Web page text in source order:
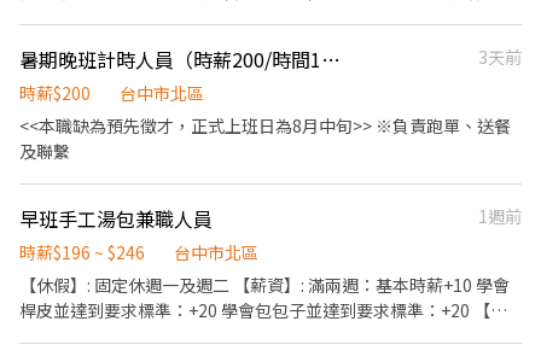
金、就業保險、職災保險、加班費、免費供餐 【工作時間】 6:00-
13:30（這區間排3-7小時），需能配合彈性排班 週一店休 週二到週
日都能配合排班者佳
暑期晚班計時人員（時薪200/時間18-22）
3天前
時薪$200
台中市北區
<<本職缺為預先徵才，正式上班日為8月中旬>> ※負責跑單、送餐
及聯繫
早班手工湯包兼職人員
1週前
時薪$196 ~ $246
台中市北區
【休假】: 固定休週一及週二 【薪資】: 滿兩週：基本時薪+10 學會
桿皮並達到要求標準：+20 學會包包子並達到要求標準：+20 【工